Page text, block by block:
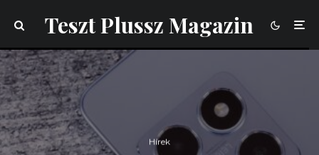
Teszt Plussz Magazin
Hírek